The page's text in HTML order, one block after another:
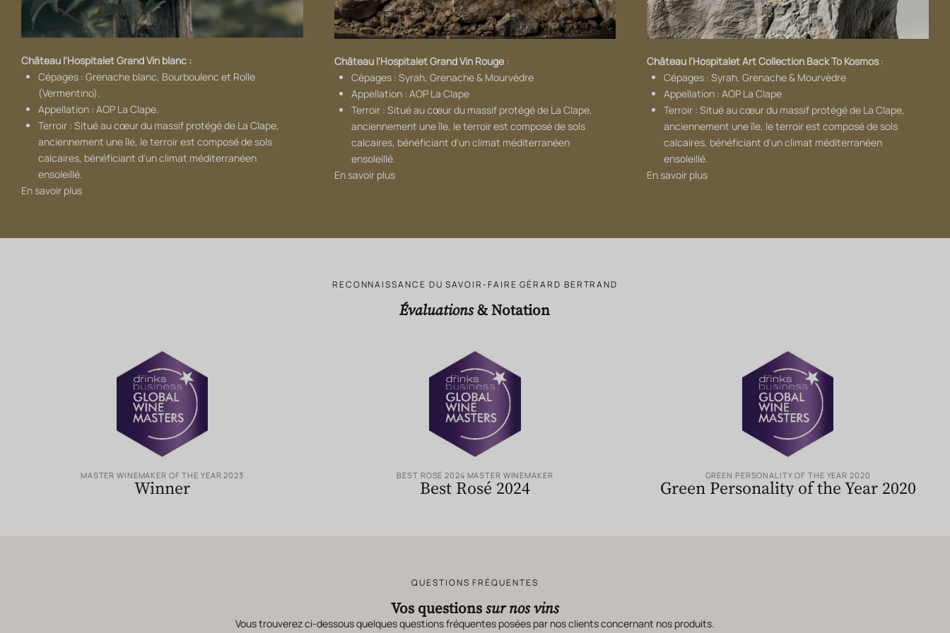
Château l'Hospitalet Grand Vin blanc :
Cépages : Grenache blanc, Bourboulenc et Rolle
(Vermentino).
Appellation : AOP La Clape.
Terroir : Situé au cœur du massif protégé de La Clape,
anciennement une île, le terroir est composé de sols
calcaires, bénéficiant d'un climat méditerranéen
ensoleillé.
En savoir plus
Château l'Hospitalet Grand Vin Rouge:
Cépages : Syrah, Grenache & Mourvèdre
Appellation : AOP La Clape
Terroir : Situé au cœur du massif protégé de La Clape,
anciennement une île, le terroir est composé de sols
calcaires, bénéficiant d'un climat méditerranéen
ensoleillé.
En savoir plus
Château l'Hospitalet Art Collection Back To Kosmos:
Cépages : Syrah, Grenache & Mourvèdre
Appellation : AOP La Clape
Terroir : Situé au cœur du massif protégé de La Clape,
anciennement une île, le terroir est composé de sols
calcaires, bénéficiant d'un climat méditerranéen
ensoleillé.
En savoir plus
RECONNAISSANCE DU SAVOIR-FAIRE GÉRARD BERTRAND
Évaluations& Notation
MASTER WINEMAKER OF THE YEAR 2023
Winner
BEST ROSÉ 2024 MASTER WINEMAKER
Best Rosé 2024
GREEN PERSONALITY OF THE YEAR 2020
Green Personality of the Year 2020
QUESTIONS FRÉQUENTES
Vos questionssur nos vins
Vous trouverez ci-dessous quelques questions fréquentes posées par nos clients concernant nos produits.